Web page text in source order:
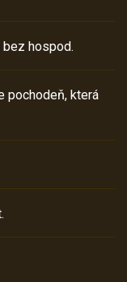
hospod.
pochodeň, která